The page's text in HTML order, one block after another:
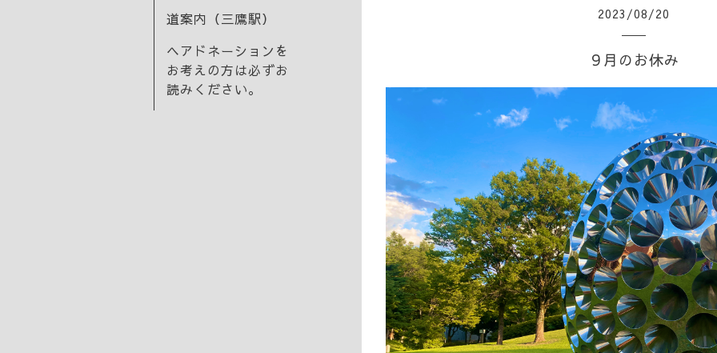
道案内（三鷹駅）
ヘアドネーションを
お考えの方は必ずお
読みください。
2023 /08/20
９月のお休み